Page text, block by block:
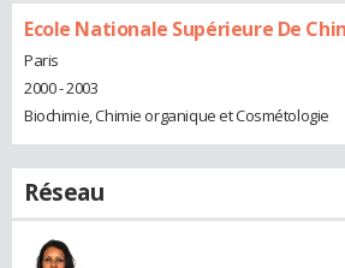
Ecole Nationale Supérieure De
Paris
2000 - 2003
Biochimie, Chimie organique et Cosmétologie
Réseau